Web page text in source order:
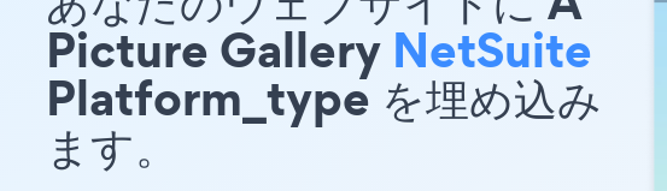
Picture Gallery NetSuite
Platform_type を埋め込み
ます。